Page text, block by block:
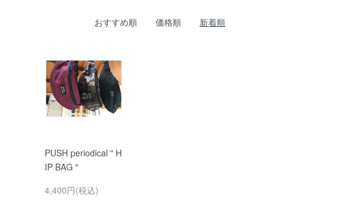
おすすめ順 価格順 新着順
PUSH periodical " H
IP BAG "
4,400円(税込)